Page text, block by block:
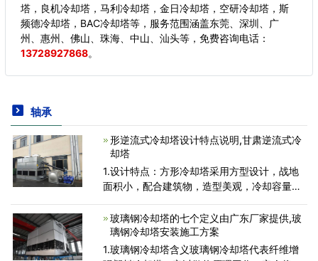
塔，良机冷却塔，马利冷却塔，金日冷却塔，空研冷却塔，斯
频德冷却塔，BAC冷却塔等，服务范围涵盖东莞、深圳、广
州、惠州、佛山、珠海、中山、汕头等， 免费咨询电话：
13728927868。
轴承
形逆流式冷却塔设计特点说明,甘肃逆流式冷
却塔
1.设计特点：方形冷却塔采用方型设计，战地
面积小，配合建筑物，造型美观，冷却容量
材料(俗称玻璃钢)制成，表面胶衣和颜料采用
进口原料，其色种内含抗紫外线
玻璃钢冷却塔的七个定义由广东厂家提供,玻
璃钢冷却塔安装施工方案
1.玻璃钢冷却塔含义玻璃钢冷却塔代表纤维增